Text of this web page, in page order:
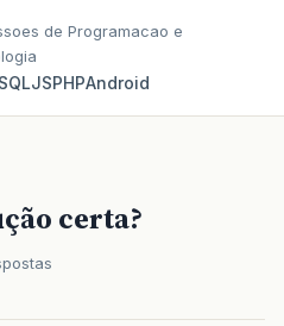
de Programacao e
SQLJSPHPAndroid
certa?